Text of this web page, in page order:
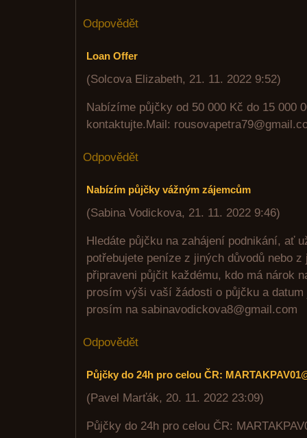
Odpovědět
Loan Offer
(Solcova Elizabeth, 21. 11. 2022 9:52)
Nabízíme půjčky od 50 000 Kč do 15 000
kontaktujte.Mail:
Odpovědět
Nabízím půjčky vážným zájemcům
(Sabina Vodickova, 21. 11. 2022 9:46)
Hledáte půjčku na zahájení podnikání, ať
potřebujete peníze z jiných důvodů nebo
připraveni půjčit každému, kdo má nárok
prosím výši vaší žádosti o půjčku a
prosím na sabinavodickova8@gmail.com
Odpovědět
Půjčky do 24h pro celou ČR:
(Pavel Marťák, 20. 11. 2022 23:09)
Půjčky do 24h pro celou ČR: